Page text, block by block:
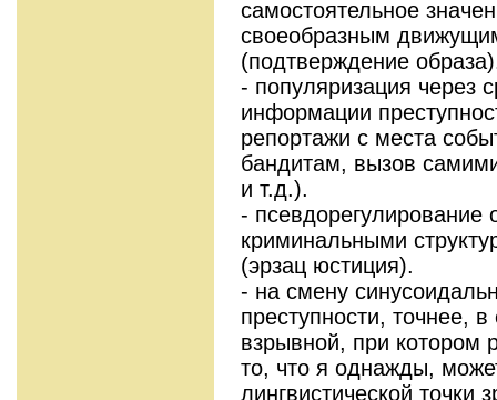
самостоятельное
своеобразным
(подтверждение
- популяризация через
информации
репортажи с места
бандитам, вызов
и т.д.).
-
криминальными
(эрзац юстиция).
- на смену
преступности, точнее,
взрывной, при котором
то, что я однажды,
лингвистической точки